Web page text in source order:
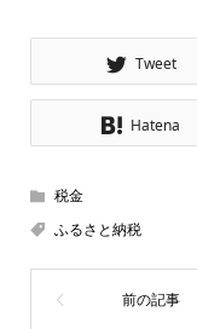
Tweet
Hatena
税金
ふるさと納税